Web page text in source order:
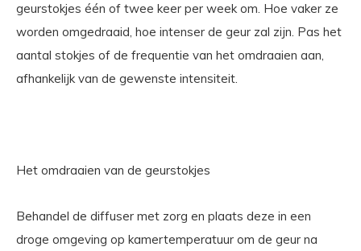
geurstokjes één of twee keer per week om. Hoe vaker ze
worden omgedraaid, hoe intenser de geur zal zijn. Pas het
aantal stokjes of de frequentie van het omdraaien aan,
afhankelijk van de gewenste intensiteit.
Het omdraaien van de geurstokjes
Behandel de diffuser met zorg en plaats deze in een
droge omgeving op kamertemperatuur om de geur na